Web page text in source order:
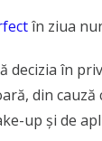
în ziua
decizia în
din
up și de